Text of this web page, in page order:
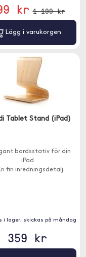
kr 1 199 kr
Lägg i varukorgen
Tablet Stand (iPad)
bordsstativ för din
iPad
fin inredningsdetalj
i lager, skickas på måndag
359 kr